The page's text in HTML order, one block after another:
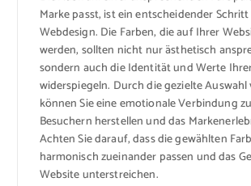
Marke passt, ist ein entscheidender
Webdesign. Die Farben, die auf Ihrer
werden, sollten nicht nur ästhetisch
sondern auch die Identität und Werte
widerspiegeln. Durch die gezielte
können Sie eine emotionale Verbindung
Besuchern herstellen und das
Achten Sie darauf, dass die gewählten
harmonisch zueinander passen und das
Website unterstreichen.